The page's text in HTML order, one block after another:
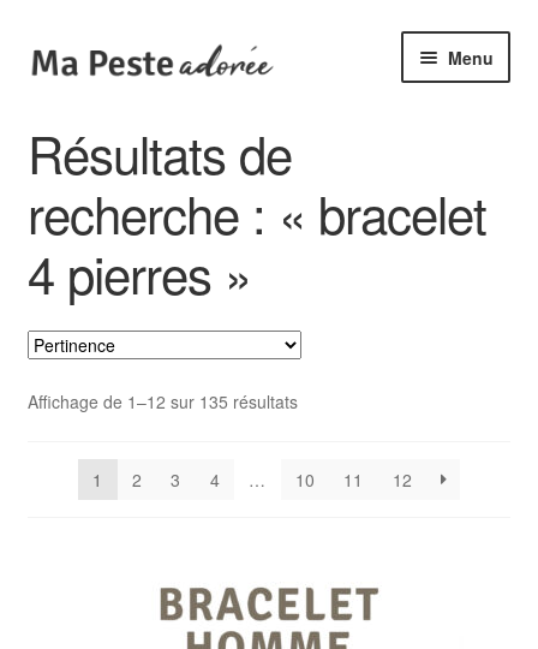
Aller
à
navigation
Aller
au
Menu
ℹ️ Infos pratiques
Résultats de
recherche : « bracelet
4 pierres »
Affichage de 1–12 sur 135 résultats
1 2 3 4 … 10 11 12